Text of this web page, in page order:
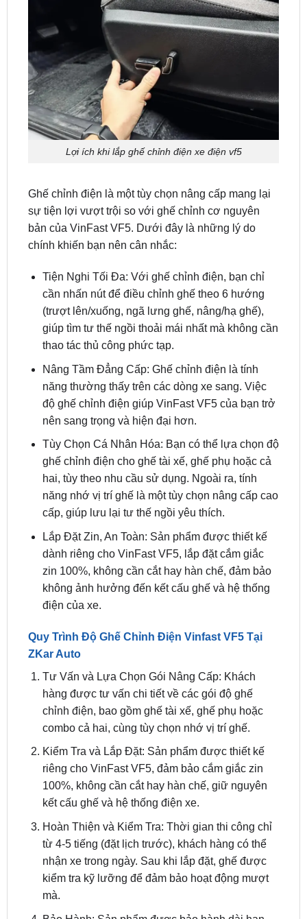
Lợi ích khi lắp ghế chỉnh điện xe điện vf5
Ghế chỉnh điện là một tùy chọn nâng cấp mang lại
bản của VinFast VF5. Dưới đây là những lý do
chính khiến bạn nên cân nhắc:
Tiện Nghi Tối Đa: Với ghế chỉnh điện, bạn chỉ
(trượt lên/xuống, ngã lưng ghế, nâng/hạ ghế),
giúp tìm tư thế ngồi thoải mái nhất mà không cần
thao tác thủ công phức tạp.
Nâng Tầm Đẳng Cấp: Ghế chỉnh điện là tính
năng thường thấy trên các dòng xe sang. Việc
độ ghế chỉnh điện giúp VinFast VF5 của bạn trở
nên sang trọng và hiện đại hơn.
Tùy Chọn Cá Nhân Hóa: Bạn có thể lựa chọn độ
ghế chỉnh điện cho ghế tài xế, ghế phụ hoặc cả
hai, tùy theo nhu cầu sử dụng. Ngoài ra, tính
năng nhớ vị trí ghế là một tùy chọn nâng cấp cao
cấp, giúp lưu lại tư thế ngồi yêu thích.
Lắp Đặt Zin, An Toàn: Sản phẩm được thiết kế
dành riêng cho VinFast VF5, lắp đặt cắm giắc
zin 100%, không cần cắt hay hàn chế, đảm bảo
không ảnh hưởng đến kết cấu ghế và hệ thống
điện của xe.
Quy Trình Độ Ghế Chỉnh Điện Vinfast VF5 Tại
Tư Vấn và Lựa Chọn Gói Nâng Cấp: Khách
hàng được tư vấn chi tiết về các gói độ ghế
chỉnh điện, bao gồm ghế tài xế, ghế phụ hoặc
combo cả hai, cùng tùy chọn nhớ vị trí ghế.
Kiểm Tra và Lắp Đặt: Sản phẩm được thiết kế
riêng cho VinFast VF5, đảm bảo cắm giắc zin
100%, không cần cắt hay hàn chế, giữ nguyên
kết cấu ghế và hệ thống điện xe.
Hoàn Thiện và Kiểm Tra: Thời gian thi công chỉ
từ 4-5 tiếng (đặt lịch trước), khách hàng có thể
nhận xe trong ngày. Sau khi lắp đặt, ghế được
kiểm tra kỹ lưỡng để đảm bảo hoạt động mượt
mà.
Bảo Hành: Sản phẩm được bảo hành dài hạn,
mang lại sự an tâm cho khách hàng khi sử dụng.